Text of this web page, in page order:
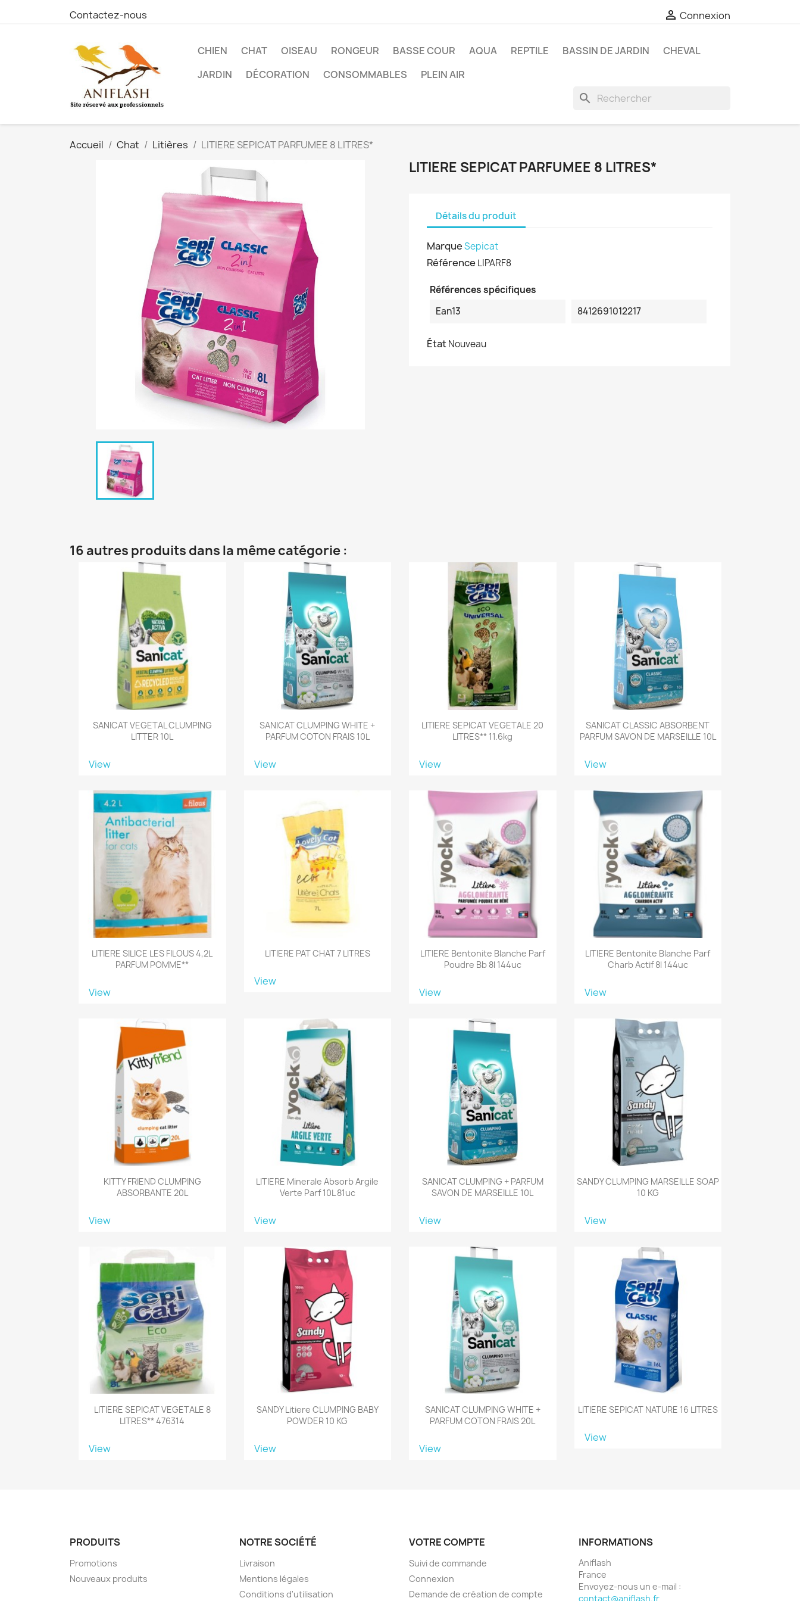
Contactez-nous  Connexion
CHIEN CHAT OISEAU RONGEUR BASSE COUR AQUA REPTILE BASSIN DE JARDIN
CHEVAL
JARDIN
DÉCORATION CONSOMMABLES PLEIN AIR
search
Accueil Chat Litières LITIERE SEPICAT PARFUMEE 8 LITRES*
LITIERE SEPICAT PARFUMEE 8 LITRES*
Détails du produit
MarqueSepicat
Référence LIPARF8
Références spécifiques
Ean13
8412691012217
ÉtatNouveau
16 autres produits dans la même catégorie :
SANICAT VEGETAL CLUMPING
LITTER 10L
View
SANICAT CLUMPING WHITE +
PARFUM COTON FRAIS 10L
View
LITIERE SEPICAT VEGETALE 20
LITRES** 11.6kg
View
SANICAT CLASSIC ABSORBENT
PARFUM SAVON DE MARSEILLE 10L
View
LITIERE SILICE LES FILOUS 4,2L
PARFUM POMME**
View
LITIERE PAT CHAT 7 LITRES
View
LITIERE Bentonite Blanche Parf
Poudre Bb 8l 144uc
View
LITIERE Bentonite Blanche Parf
Charb Actif 8l 144uc
View
KITTY FRIEND CLUMPING
ABSORBANTE 20L
View
LITIERE Minerale Absorb Argile
Verte Parf 10L 81uc
View
SANICAT CLUMPING + PARFUM
SAVON DE MARSEILLE 10L
View
SANDY CLUMPING MARSEILLE SOAP
10 KG
View
LITIERE SEPICAT VEGETALE 8
LITRES** 476314
View
SANDY Litiere CLUMPING BABY
POWDER 10 KG
View
SANICAT CLUMPING WHITE +
PARFUM COTON FRAIS 20L
View
LITIERE SEPICAT NATURE 16 LITRES
View
PRODUITS
Promotions
Nouveaux produits
NOTRE SOCIÉTÉ
Livraison
Mentions légales
Conditions d'utilisation
VOTRE COMPTE
Suivi de commande
Connexion
Demande de création de compte
INFORMATIONS
Aniflash
France
Envoyez-nous un e-mail :
contact@aniflash.fr